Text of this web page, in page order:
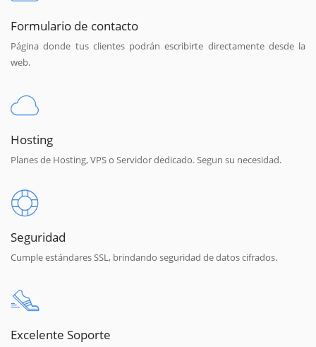
Formulario de contacto
Página donde tus clientes podrán escribirte directamente desde la
web.
Hosting
Planes de Hosting, VPS o Servidor dedicado. Segun su necesidad.
Seguridad
Cumple estándares SSL, brindando seguridad de datos cifrados.
Excelente Soporte